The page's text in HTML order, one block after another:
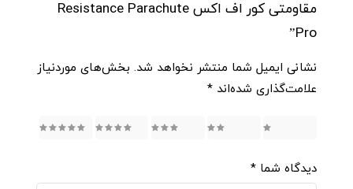
مقاومتی کور اف اکس Resistance Parachute
Pro”
نشانی ایمیل شما منتشر نخواهد شد. بخش‌های موردنیاز
علامت‌گذاری شده‌اند *
5
دیدگاه شما *